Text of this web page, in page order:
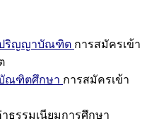
ปริญญาบัณฑิต การสมัครเข้า
บัณฑิตศึกษา การสมัครเข้า
ธรรมเนียมการศึกษา